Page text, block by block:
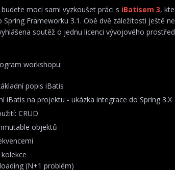
moci sami vyzkoušet práci s iBatisem 3,
Spring Frameworku 3.1. Obě dvě záležitosti ještě
soutěž o jednu licenci vývojového
workshopu:
popis iBatis
iBatis na projektu - ukázka integrace do Spring 3.X
CRUD
objektů
(N+1 problém)